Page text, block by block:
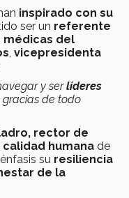
inspirado con su
ser un referente
del
vicepresidenta
y serlíderes
de todo
rector de
calidad humana de
su resiliencia
de la